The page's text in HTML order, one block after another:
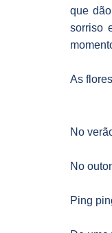
que
sorriso
As
No
No
Ping